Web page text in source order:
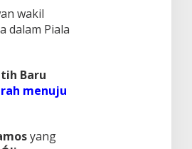
wakil
dalam Piala
Baru
menuju
yang